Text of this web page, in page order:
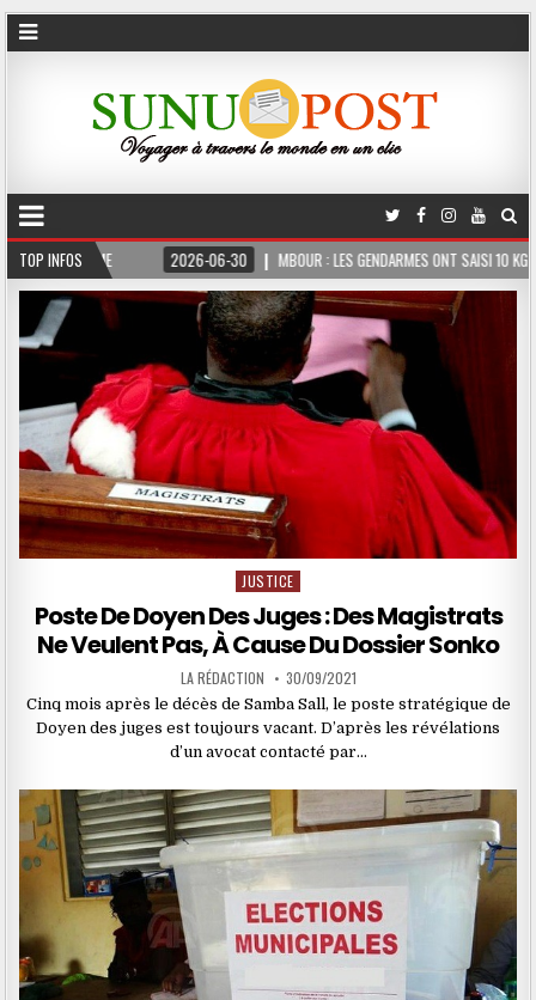
TOP INFOS 2026-06-30 MBOUR : LES GENDARMES ONT SAISI 10 KG DE
Posted
JUSTICE
Poste De Doyen Des Juges : Des Magistrats
Ne Veulent Pas, À Cause Du Dossier Sonko
LA RÉDACTION 30/09/2021
Cinq mois après le décès de Samba Sall, le poste stratégique de
Doyen des juges est toujours vacant. D’après les révélations
d’un avocat contacté par…